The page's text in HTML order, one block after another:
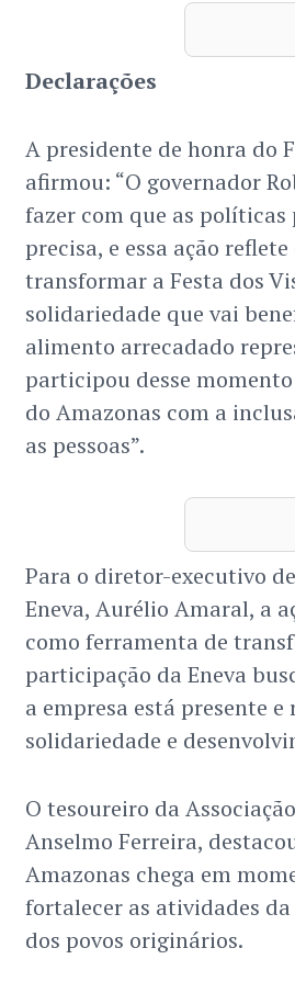
Declarações
A presidente de honra do
afirmou: “O governador
fazer com que as
precisa, e essa ação
transformar a Festa dos
solidariedade que vai
alimento arrecadado
participou desse
do Amazonas com a
as pessoas”.
Para o diretor-executivo
Eneva, Aurélio Amaral, a
como ferramenta de
participação da Eneva
a empresa está presente
solidariedade e
O tesoureiro da
Anselmo Ferreira,
Amazonas chega em
fortalecer as atividades
dos povos originários.